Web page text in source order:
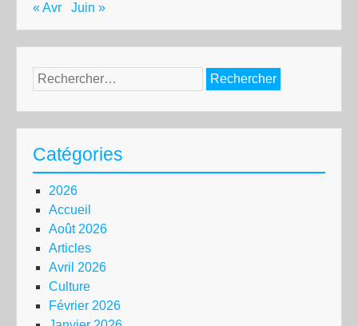
« Avr Juin »
Rechercher :
Catégories
2026
Accueil
Août 2026
Articles
Avril 2026
Culture
Février 2026